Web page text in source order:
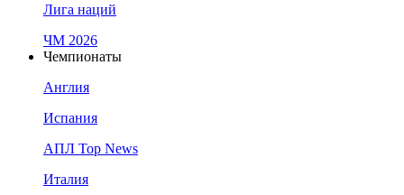
Лига наций
ЧМ 2026
Чемпионаты
Англия
Испания
АПЛ Top News
Италия